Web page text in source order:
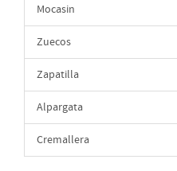
Mocasin
Zuecos
Zapatilla
Alpargata
Cremallera